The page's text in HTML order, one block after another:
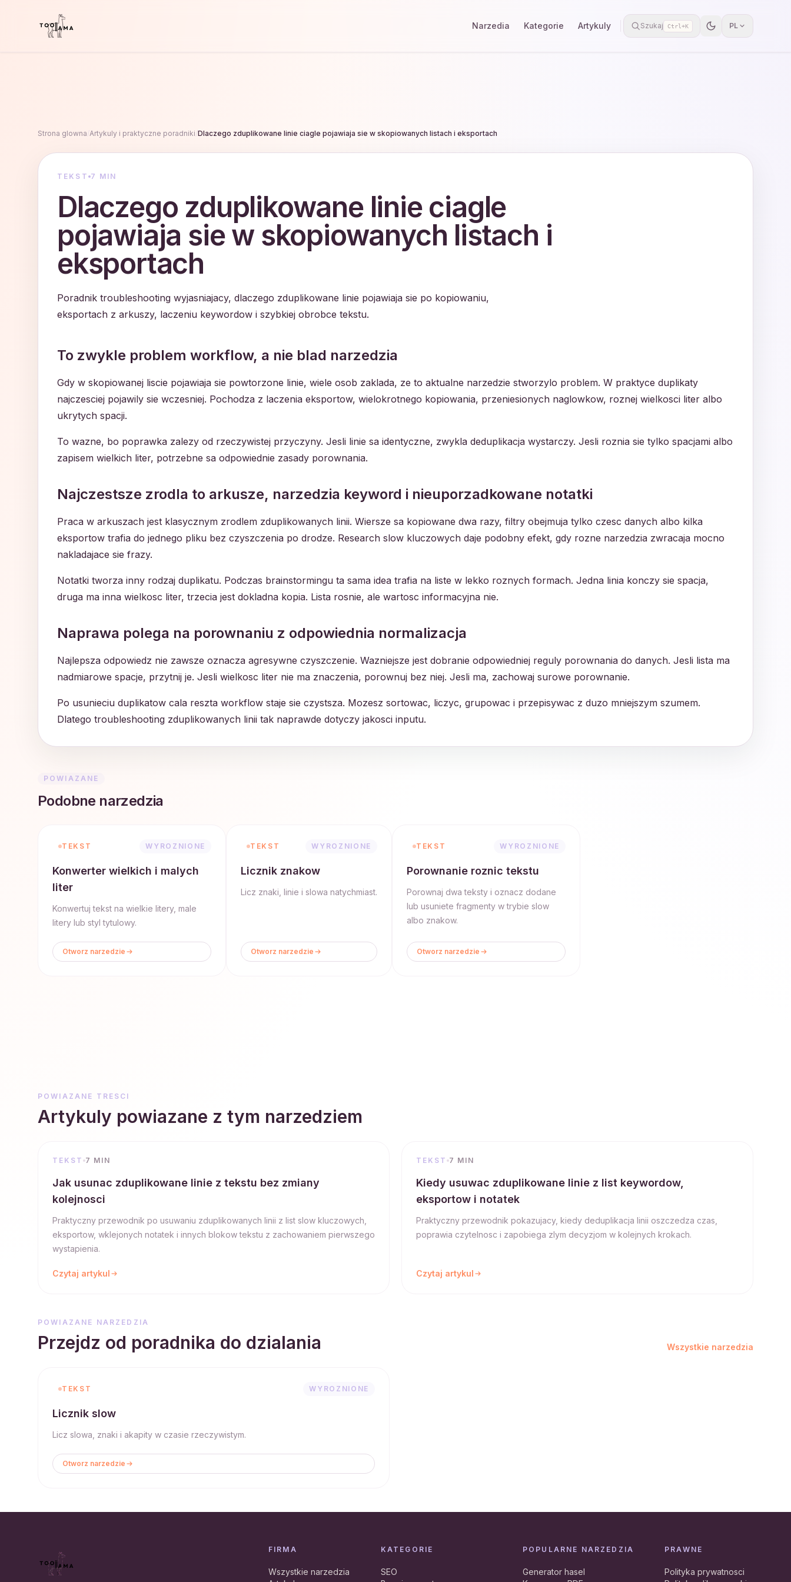
Narzedia Kategorie Artykuly Szukaj Ctrl+K PL
Strona glowna Artykuly i praktyczne poradniki Dlaczego zduplikowane linie ciagle pojawiaja sie w skopiowanych listach i eksportach
TEKST 7 MIN
Dlaczego zduplikowane linie ciagle
pojawiaja sie w skopiowanych listach i
eksportach
Poradnik troubleshooting wyjasniajacy, dlaczego zduplikowane linie pojawiaja sie po kopiowaniu,
eksportach z arkuszy, laczeniu keywordow i szybkiej obrobce tekstu.
To zwykle problem workflow, a nie blad narzedzia
Gdy w skopiowanej liscie pojawiaja sie powtorzone linie, wiele osob zaklada, ze to aktualne narzedzie stworzylo problem. W praktyce duplikaty
najczesciej pojawily sie wczesniej. Pochodza z laczenia eksportow, wielokrotnego kopiowania, przeniesionych naglowkow, roznej wielkosci liter albo
ukrytych spacji.
To wazne, bo poprawka zalezy od rzeczywistej przyczyny. Jesli linie sa identyczne, zwykla deduplikacja wystarczy. Jesli roznia sie tylko spacjami albo
zapisem wielkich liter, potrzebne sa odpowiednie zasady porownania.
Najczestsze zrodla to arkusze, narzedzia keyword i nieuporzadkowane notatki
Praca w arkuszach jest klasycznym zrodlem zduplikowanych linii. Wiersze sa kopiowane dwa razy, filtry obejmuja tylko czesc danych albo kilka
eksportow trafia do jednego pliku bez czyszczenia po drodze. Research slow kluczowych daje podobny efekt, gdy rozne narzedzia zwracaja mocno
nakladajace sie frazy.
Notatki tworza inny rodzaj duplikatu. Podczas brainstormingu ta sama idea trafia na liste w lekko roznych formach. Jedna linia konczy sie spacja,
druga ma inna wielkosc liter, trzecia jest dokladna kopia. Lista rosnie, ale wartosc informacyjna nie.
Naprawa polega na porownaniu z odpowiednia normalizacja
Najlepsza odpowiedz nie zawsze oznacza agresywne czyszczenie. Wazniejsze jest dobranie odpowiedniej reguly porownania do danych. Jesli lista ma
nadmiarowe spacje, przytnij je. Jesli wielkosc liter nie ma znaczenia, porownuj bez niej. Jesli ma, zachowaj surowe porownanie.
Po usunieciu duplikatow cala reszta workflow staje sie czystsza. Mozesz sortowac, liczyc, grupowac i przepisywac z duzo mniejszym szumem.
Dlatego troubleshooting zduplikowanych linii tak naprawde dotyczy jakosci inputu.
POWIAZANE
Podobne narzedzia
TEKST WYROZNIONE
Konwerter wielkich i malych
liter
Konwertuj tekst na wielkie litery, male
litery lub styl tytulowy.
Otworz narzedzie
TEKST WYROZNIONE
Licznik znakow
Licz znaki, linie i slowa natychmiast.
Otworz narzedzie
TEKST WYROZNIONE
Porownanie roznic tekstu
Porownaj dwa teksty i oznacz dodane
lub usuniete fragmenty w trybie slow
albo znakow.
Otworz narzedzie
POWIAZANE TRESCI
Artykuly powiazane z tym narzedziem
TEKST 7 MIN
Jak usunac zduplikowane linie z tekstu bez zmiany
kolejnosci
Praktyczny przewodnik po usuwaniu zduplikowanych linii z list slow kluczowych,
eksportow, wklejonych notatek i innych blokow tekstu z zachowaniem pierwszego
wystapienia.
Czytaj artykul
TEKST 7 MIN
Kiedy usuwac zduplikowane linie z list keywordow,
eksportow i notatek
Praktyczny przewodnik pokazujacy, kiedy deduplikacja linii oszczedza czas,
poprawia czytelnosc i zapobiega zlym decyzjom w kolejnych krokach.
Czytaj artykul
POWIAZANE NARZEDZIA
Przejdz od poradnika do dzialania Wszystkie narzedzia
TEKST WYROZNIONE
Licznik slow
Licz slowa, znaki i akapity w czasie rzeczywistym.
Otworz narzedzie
FIRMA
Wszystkie narzedzia
KATEGORIE
SEO
POPULARNE NARZEDZIA
Generator hasel
PRAWNE
Polityka prywatnosci